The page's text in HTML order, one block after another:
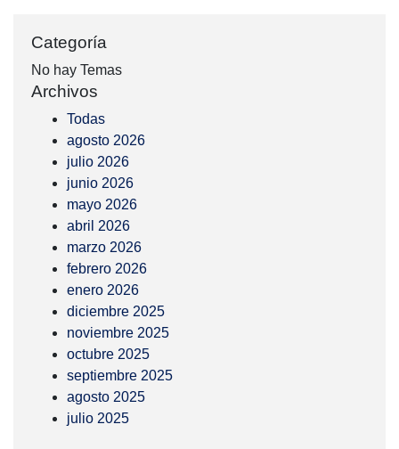
Categoría
No hay Temas
Archivos
Todas
agosto 2026
julio 2026
junio 2026
mayo 2026
abril 2026
marzo 2026
febrero 2026
enero 2026
diciembre 2025
noviembre 2025
octubre 2025
septiembre 2025
agosto 2025
julio 2025